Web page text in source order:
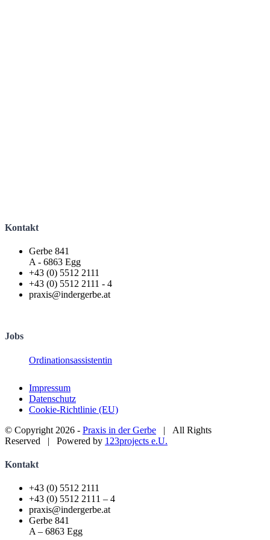
Kontakt
Gerbe 841
A - 6863 Egg
+43 (0) 5512 2111
+43 (0) 5512 2111 - 4
praxis@indergerbe.at
Jobs
Ordinationsassistentin
Impressum
Datenschutz
Cookie-Richtlinie (EU)
© Copyright 2026 - Praxis in der Gerbe | All Rights
Reserved | Powered by 123projects e.U.
Toggle
Area
Kontakt
+43 (0) 5512 2111
+43 (0) 5512 2111 – 4
praxis@indergerbe.at
Gerbe 841
A – 6863 Egg